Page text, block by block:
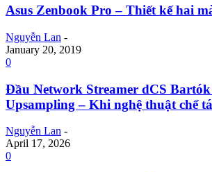
Asus Zenbook Pro – Thiết kế hai
Nguyễn Lan -
January 20, 2019
0
Đầu Network Streamer dCS Bartók
Upsampling – Khi nghệ thuật chế
Nguyễn Lan -
April 17, 2026
0